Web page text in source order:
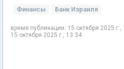
Финансы Банк Израиля
время публикации: 15 октября 2025
15 октября 2025 г., 13:34